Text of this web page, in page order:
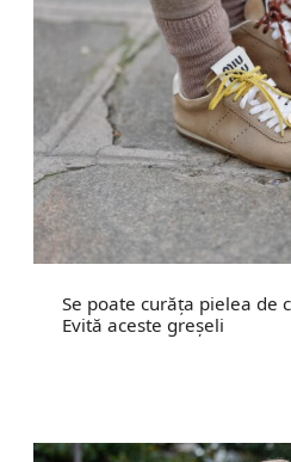
Se poate curăța pielea de
Evită aceste greșeli